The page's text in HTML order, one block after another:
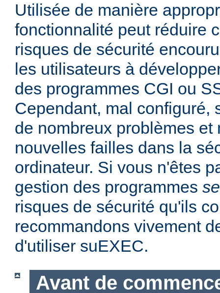
Utilisée de manière
fonctionnalité peut réduire
risques de sécurité
les utilisateurs à
des programmes CGI ou
Cependant, mal configuré,
de nombreux problèmes et
nouvelles failles dans la
ordinateur. Si vous n'êtes
gestion des programmes
risques de sécurité qu'ils
recommandons vivement
d'utiliser suEXEC.
Avant de